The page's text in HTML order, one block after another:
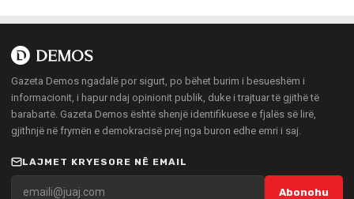
Gazeta Demos ngadalë por sigurt, po bëhet burim i besueshëm i
informacionit, i hapur ndaj opinionit publik, duke i trajtuar të gjithë të
barabartë. Gazeta Demos është shenjë identifikuese e fjalës së lirë,
gjithnjë në frymën e demokracisë prej nga buron edhe emri i saj.
LAJMET KRYESORE NË EMAIL
Abonohu